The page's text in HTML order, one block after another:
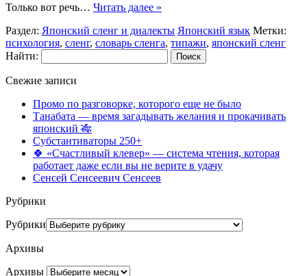
Только вот речь… Читать далее »
Раздел: Японский сленг и диалекты Японский язык Метки:
психология, сленг, словарь сленга, типажи, японский сленг
Найти:
Свежие записи
Промо по разговорке, которого еще не было
Танабата — время загадывать желания и прокачивать
японский 🎋
Субстантиваторы 250+
🍀 «Счастливый клевер» — система чтения, которая
работает даже если вы не верите в удачу
Сенсей Сенсеевич Сенсеев
Рубрики
Рубрики
Архивы
Архивы